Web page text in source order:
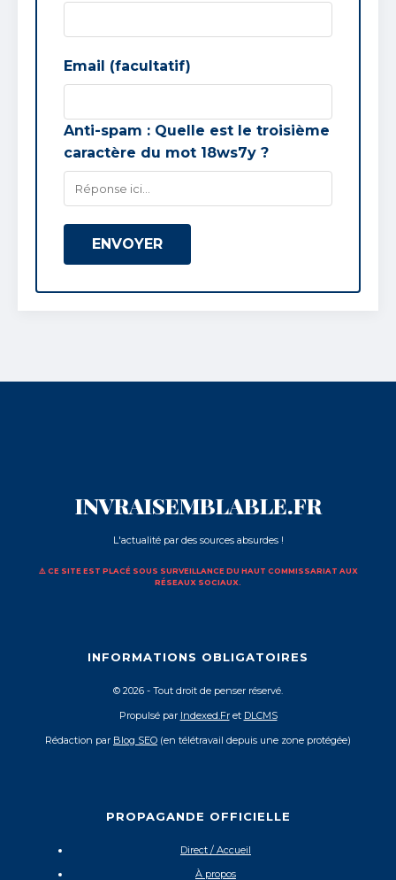
Email (facultatif)
Anti-spam : Quelle est le troisième
caractère du mot 18ws7y ?
ENVOYER
INVRAISEMBLABLE.FR
L'actualité par des sources absurdes !
⚠️ CE SITE EST PLACÉ SOUS SURVEILLANCE DU HAUT COMMISSARIAT AUX
RÉSEAUX SOCIAUX.
INFORMATIONS OBLIGATOIRES
© 2026 - Tout droit de penser réservé.
Propulsé par Indexed.Fret DLCMS
Rédaction par Blog SEO (en télétravail depuis une zone protégée)
PROPAGANDE OFFICIELLE
Direct / Accueil
À propos